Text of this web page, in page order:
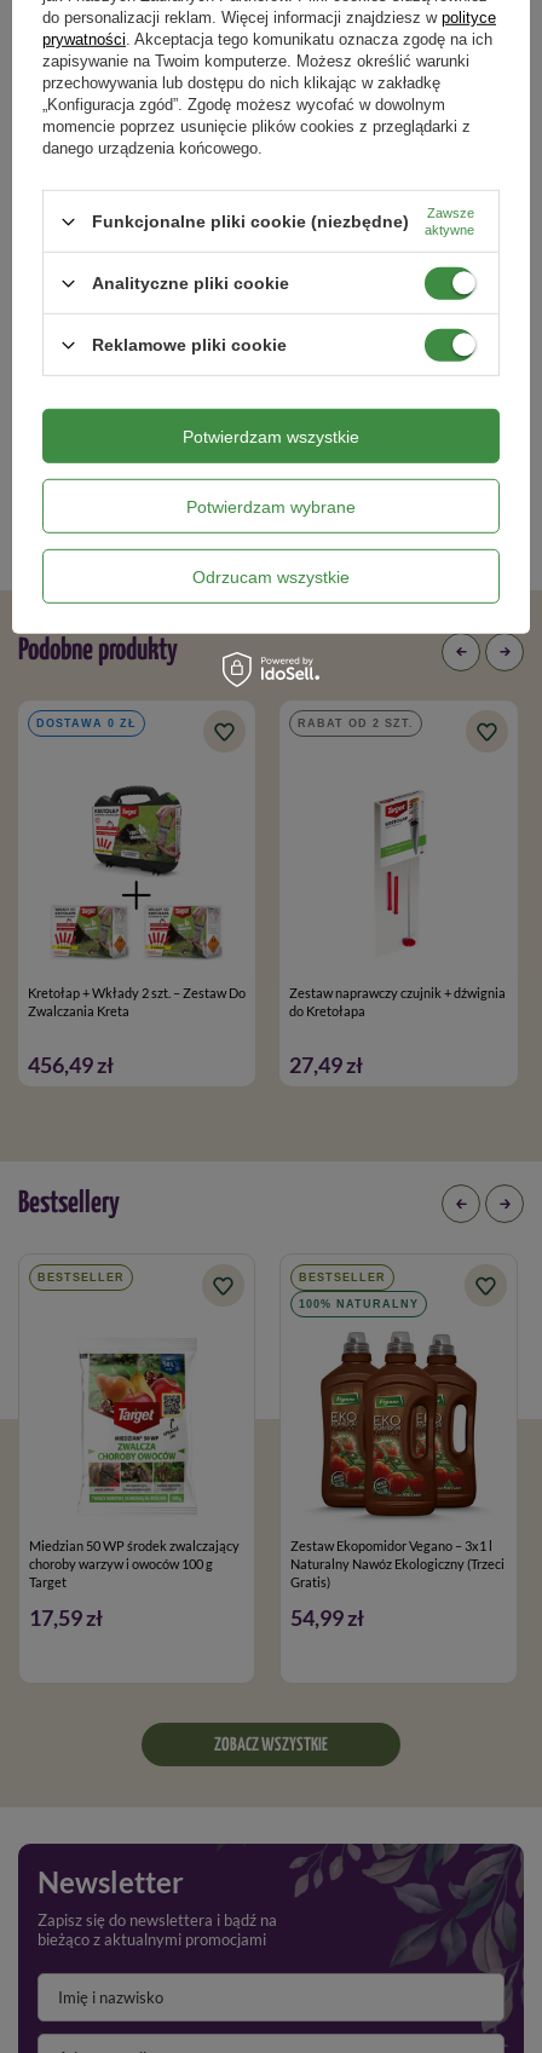
RABAT OD 2 SZT.
ml Target
RABAT OD 2 SZT.
Kategorie powiązane
Psy i koty,Krety i nornice,
Podobne produkty
DOSTAWA 0 ZŁ
Kretołap + Wkłady 2 szt. – Zestaw Do
Zwalczania Kreta
456,49 zł
RABAT OD 2 SZT.
Zestaw naprawczy czujnik + dźwignia
do Kretołapa
27,49 zł
Bestsellery
BESTSELLER
Miedzian 50 WP środek zwalczający
choroby warzyw i owoców 100 g
Target
17,59 zł
BESTSELLER
100% NATURALNY
Zestaw Ekopomidor Vegano – 3x1 l
Naturalny Nawóz Ekologiczny (Trzeci
Gratis)
54,99 zł
ZOBACZ WSZYSTKIE
Newsletter
Zapisz się do newslettera i bądź na
bieżąco z aktualnymi promocjami
do personalizacji reklam. Więcej informacji znajdziesz w polityce
prywatności . Akceptacja tego komunikatu oznacza zgodę na ich
zapisywanie na Twoim komputerze. Możesz określić warunki
przechowywania lub dostępu do nich klikając w zakładkę
„Konfiguracja zgód”. Zgodę możesz wycofać w dowolnym
momencie poprzez usunięcie plików cookies z przeglądarki z
danego urządzenia końcowego.
Funkcjonalne pliki cookie (niezbędne)
Zawsze
aktywne
Analityczne pliki cookie
Reklamowe pliki cookie
Potwierdzam wybrane
Odrzucam wszystkie
Potwierdzam wszystkie